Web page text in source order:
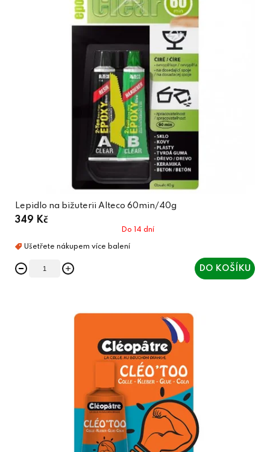
Lepidlo na bižuterii Alteco 60min/40g
349 Kč
Do 14 dní
DO KOŠÍKU